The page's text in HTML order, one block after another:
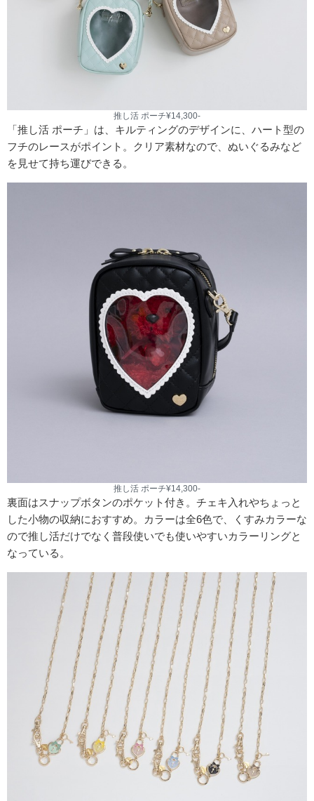
推し活 ポーチ¥14,300-
「推し活 ポーチ」は、キルティングのデザインに、ハート型の
フチのレースがポイント。クリア素材なので、ぬいぐるみなど
を見せて持ち運びできる。
推し活 ポーチ¥14,300-
裏面はスナップボタンのポケット付き。チェキ入れやちょっと
した小物の収納におすすめ。カラーは全6色で、くすみカラーな
ので推し活だけでなく普段使いでも使いやすいカラーリングと
なっている。